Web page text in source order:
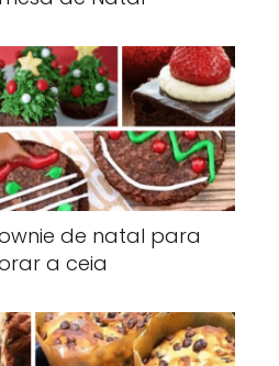
de natal para
a ceia